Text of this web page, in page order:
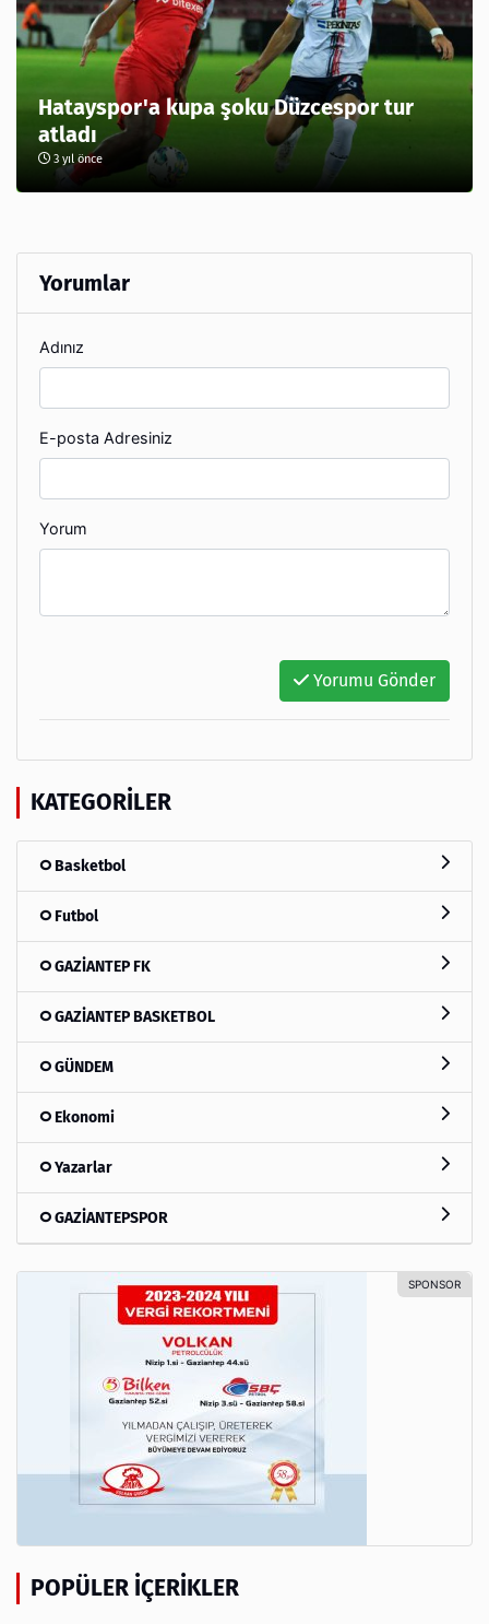
Hatayspor'a kupa şoku Düzcespor tur
atladı
3 yıl önce
Yorumlar
Adınız
E-posta Adresiniz
Yorum
Yorumu Gönder
KATEGORILER
Basketbol
Futbol
GAZİANTEP FK
GAZİANTEP BASKETBOL
GÜNDEM
Ekonomi
Yazarlar
GAZİANTEPSPOR
POPÜLER İÇERIKLER